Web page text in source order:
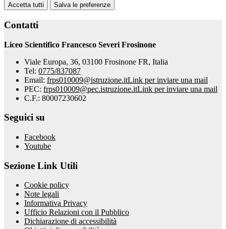
Accetta tutti Salva le preferenze
Contatti
Liceo Scientifico Francesco Severi Frosinone
Viale Europa, 36, 03100 Frosinone FR, Italia
Tel: 0775/837087
Email: frps010009@istruzione.itLink per inviare una mail
PEC: frps010009@pec.istruzione.itLink per inviare una mail
C.F.: 80007230602
Seguici su
Facebook
Youtube
Sezione Link Utili
Cookie policy
Note legali
Informativa Privacy
Ufficio Relazioni con il Pubblico
Dichiarazione di accessibilità